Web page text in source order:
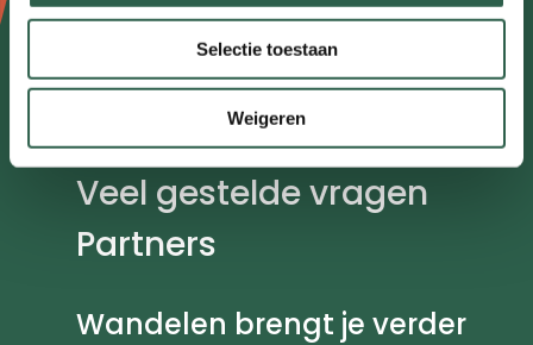
Selectie toestaan
Weigeren
Over ons
Contact
Meldpunt
Veel gestelde vragen
Partners
Wandelen brengt je verder